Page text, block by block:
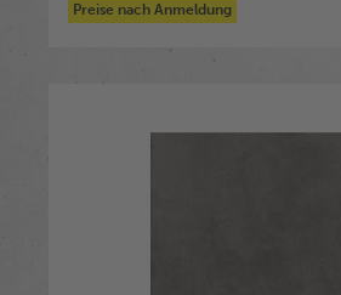
Preise nach Anmeldung